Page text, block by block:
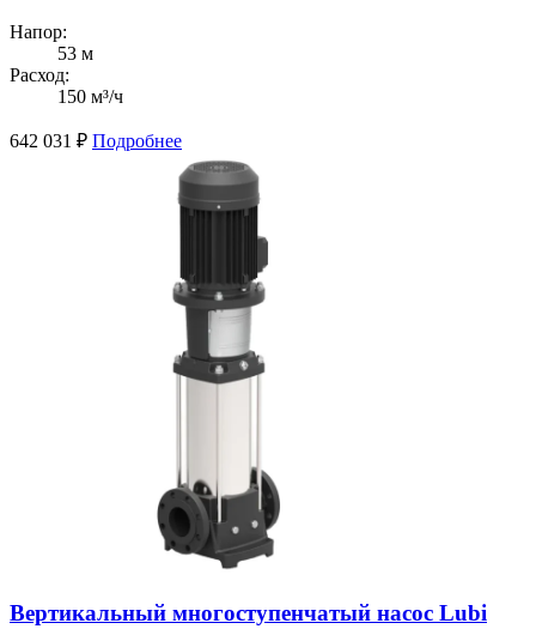
Напор:
53 м
Расход:
150 м³/ч
642 031 ₽ Подробнее
Вертикальный многоступенчатый насос Lubi